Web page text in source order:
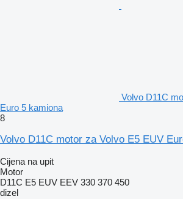
Volvo D11C
Euro 5 kamiona
8
Volvo D11C motor za Volvo E5 EUV
Cijena na upit
Motor
D11C E5 EUV EEV 330 370 450
dizel